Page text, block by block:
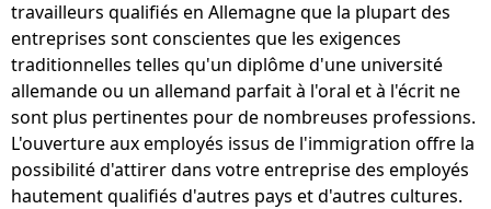
travailleurs qualifiés en Allemagne que la plupart des
entreprises sont conscientes que les exigences
traditionnelles telles qu'un diplôme d'une université
allemande ou un allemand parfait à l'oral et à l'écrit ne
sont plus pertinentes pour de nombreuses professions.
L'ouverture aux employés issus de l'immigration offre la
possibilité d'attirer dans votre entreprise des employés
hautement qualifiés d'autres pays et d'autres cultures.